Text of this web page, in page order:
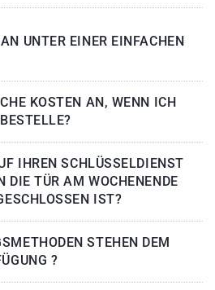
UNTER EINER EINFACHEN
KOSTEN AN, WENN ICH
IHREN SCHLÜSSELDIENST
DIE TÜR AM WOCHENENDE
IST?
STEHEN DEM
?